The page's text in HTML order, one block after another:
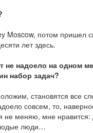
Moscow, потом пришел
лет здесь.
не надоело на одном
набор задач?
становятся все
совсем, то,
не меняю, мне нравится:
люди…